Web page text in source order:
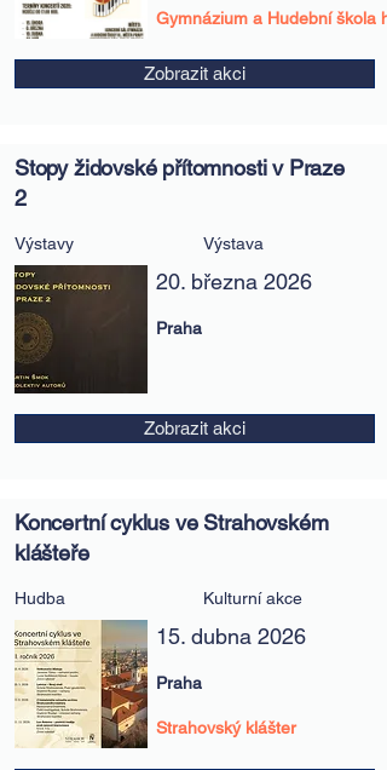
Gymnázium a Hudební škola
Zobrazit akci
Stopy židovské přítomnosti v Praze
2
Výstavy Výstava
20. března 2026
Praha
Zobrazit akci
Koncertní cyklus ve Strahovském
klášteře
Hudba Kulturní akce
15. dubna 2026
Praha
Strahovský klášter